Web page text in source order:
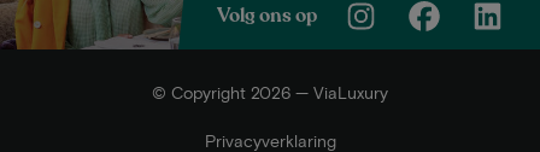
Volg ons op
© Copyright 2026 — ViaLuxury
Privacyverklaring